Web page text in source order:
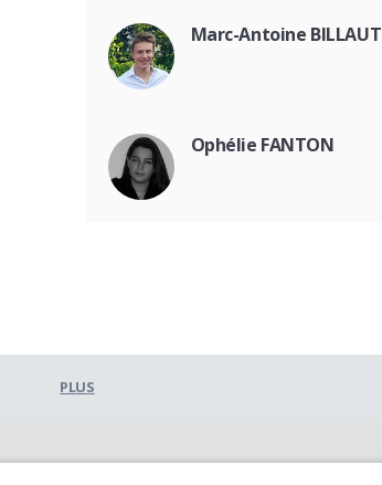
Marc-Antoine BILLAUT
Ophélie FANTON
PLUS